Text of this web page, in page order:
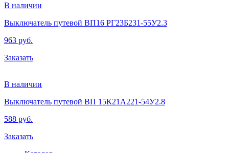
В наличии
Выключатель путевой ВП16 РГ23Б231-55У2.3
963 руб.
Заказать
В наличии
Выключатель путевой ВП 15К21А221-54У2.8
588 руб.
Заказать